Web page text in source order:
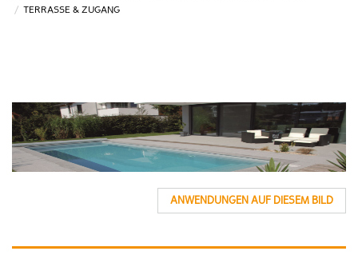
TERRASSE & ZUGANG
ANWENDUNGEN AUF DIESEM BILD